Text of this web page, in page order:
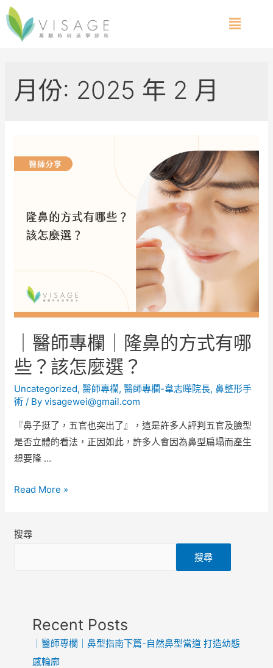
月份: 2025 年 2 月
｜醫師專欄｜隆鼻的方式有哪
些？該怎麼選？
Uncategorized,醫師專欄,醫師專欄-韋志曄院長,鼻整形手
術 / Byvisagewei@gmail.com
『鼻子挺了，五官也突出了』，這是許多人評判五官及臉型
是否立體的看法，正因如此，許多人會因為鼻型扁塌而產生
想要隆 …
Read More »
搜尋
搜尋
Recent Posts
｜醫師專欄｜鼻型指南下篇-自然鼻型當道 打造幼態
感輪廓